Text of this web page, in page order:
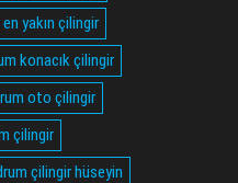
yakın çilingir
konacık çilingir
oto çilingir
çilingir
çilingir hüseyin